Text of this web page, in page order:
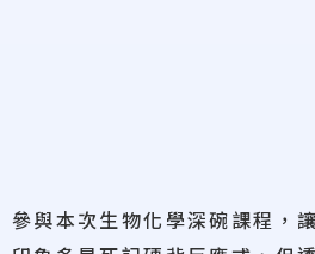
參與本次生物化學深碗課程，